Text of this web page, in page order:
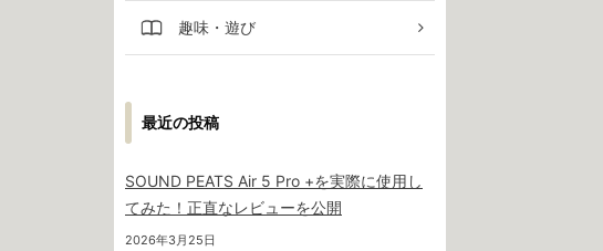
趣味・遊び
最近の投稿
SOUND PEATS Air 5 Pro +を実際に使用し
てみた！正直なレビューを公開
2026年3月25日